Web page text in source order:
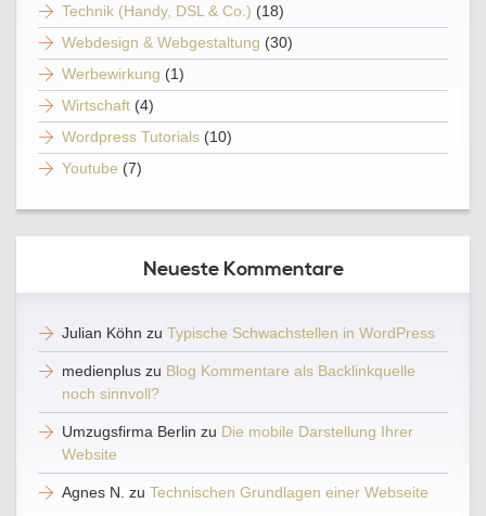
Technik (Handy, DSL & Co.) (18)
Webdesign & Webgestaltung (30)
Werbewirkung (1)
Wirtschaft (4)
Wordpress Tutorials (10)
Youtube (7)
Neueste Kommentare
Julian Köhn zu Typische Schwachstellen in WordPress
medienplus zu Blog Kommentare als Backlinkquelle
noch sinnvoll?
Umzugsfirma Berlin zu Die mobile Darstellung Ihrer
Website
Agnes N. zu Technischen Grundlagen einer Webseite